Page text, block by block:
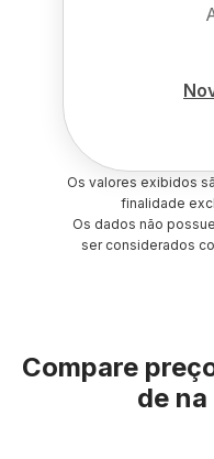
Os valores exibidos
finalidade
Os dados não
ser considerados
Compare
de